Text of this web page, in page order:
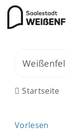
Startseite
Vorlesen